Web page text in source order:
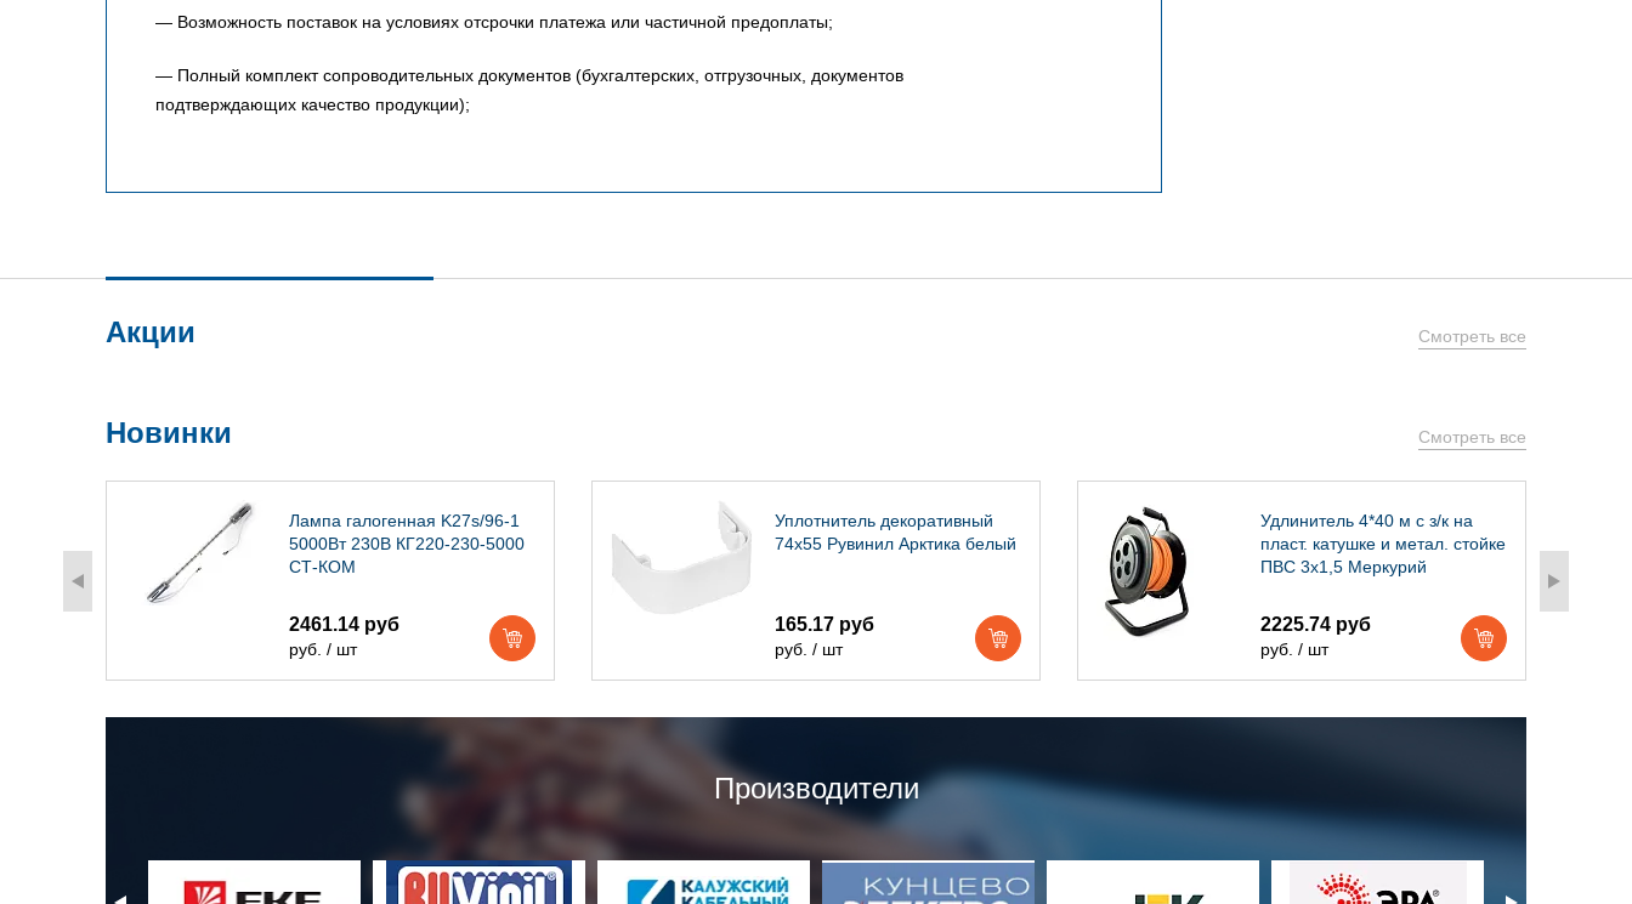
— Возможность поставок на условиях отсрочки платежа или частичной предоплаты;
— Полный комплект сопроводительных документов (бухгалтерских, отгрузочных, документов
подтверждающих качество продукции);
Акции Смотреть все
Новинки Смотреть все
Лампа галогенная K27s/96-1
5000Вт 230В КГ220-230-5000
СТ-КОМ
2461.14 руб
руб. / шт
Уплотнитель декоративный
74х55 Рувинил Арктика белый
165.17 руб
руб. / шт
Удлинитель 4*40 м с з/к на
пласт. катушке и метал. стойке
ПВС 3х1,5 Меркурий
2225.74 руб
руб. / шт
Производители